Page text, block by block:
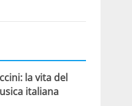
la vita del
italiana